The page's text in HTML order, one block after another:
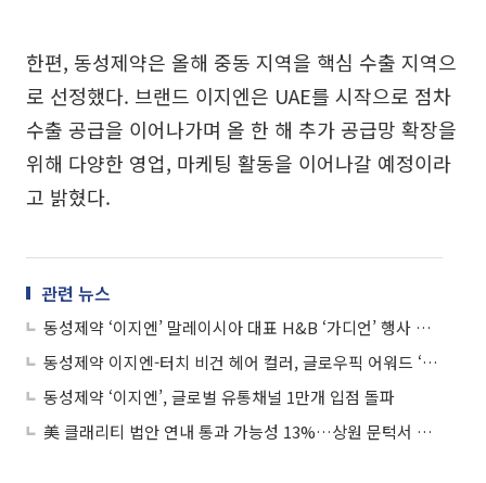
한편, 동성제약은 올해 중동 지역을 핵심 수출 지역으
로 선정했다. 브랜드 이지엔은 UAE를 시작으로 점차
수출 공급을 이어나가며 올 한 해 추가 공급망 확장을
위해 다양한 영업, 마케팅 활동을 이어나갈 예정이라
고 밝혔다.
관련 뉴스
동성제약 ‘이지엔’ 말레이시아 대표 H&B ‘가디언’ 행사 개최
동성제약 이지엔-터치 비건 헤어 컬러, 글로우픽 어워드 ‘1위’ 수상
동성제약 ‘이지엔’, 글로벌 유통채널 1만개 입점 돌파
美 클래리티 법안 연내 통과 가능성 13%…상원 문턱서 제동